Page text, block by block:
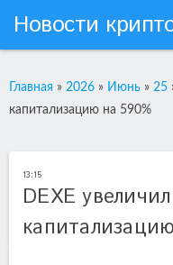
Новости
Главная » 2026 » Июнь » 25
капитализацию на 590%
13:15
DEXE